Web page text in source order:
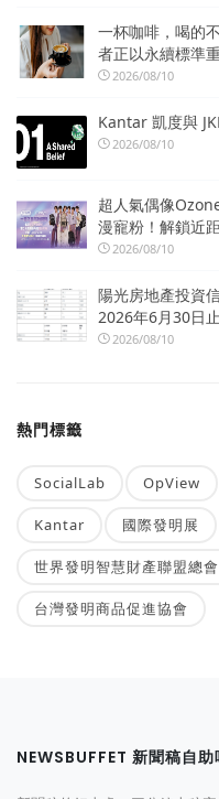
一杯咖啡，喝的
者正以永續標準
2026/08/10
Kantar 凱度與
2026/08/10
超人氣偶像
漫寵粉！解鎖近
2026/08/10
陽光房地產投資
2026年6月30日
2026/08/10
熱門標籤
SocialLab OpView
Kantar 國際發明展
世界發明智慧財產聯盟總會
台灣發明商品促進協會
NEWSBUFFET 新聞稿自助